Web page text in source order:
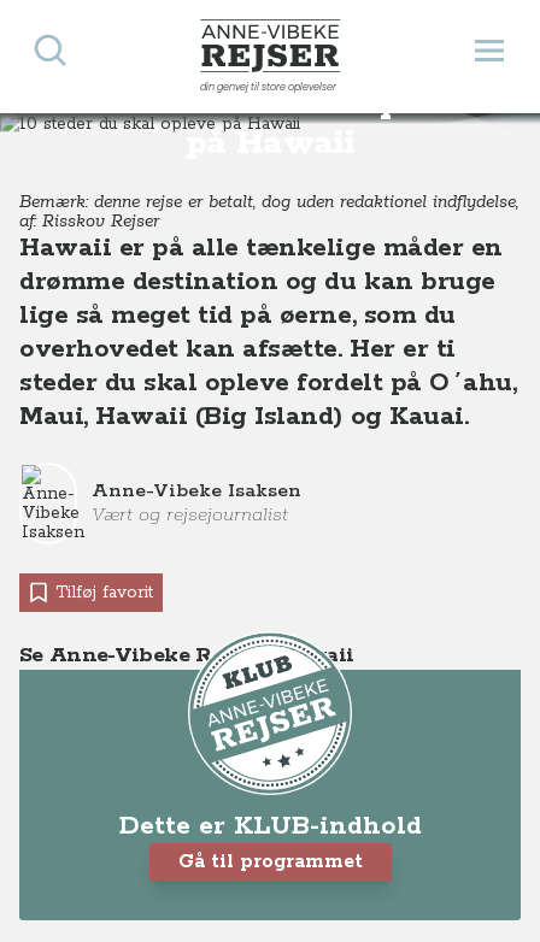
Anne-Vibeke Rejser
din genvej til store oplevelser
Åbn
Søg
10 steder du skal opleve
på Hawaii
Destinationer Nordamerika USA Hawaii 10 steder du skal opleve på Hawaii
Bemærk: denne rejse er betalt, dog uden redaktionel indflydelse,
af: Risskov Rejser
Hawaii er på alle tænkelige måder en
drømme destination og du kan bruge
lige så meget tid på øerne, som du
overhovedet kan afsætte. Her er ti
steder du skal opleve fordelt på O´ahu,
Maui, Hawaii (Big Island) og Kauai.
Anne-Vibeke Isaksen
Vært og rejsejournalist
Tilføj favorit
Se Anne-Vibeke Rejser - Hawaii
Dette er KLUB-indhold
Gå til programmet